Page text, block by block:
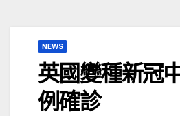
NEWS
英國變種新冠
例確診